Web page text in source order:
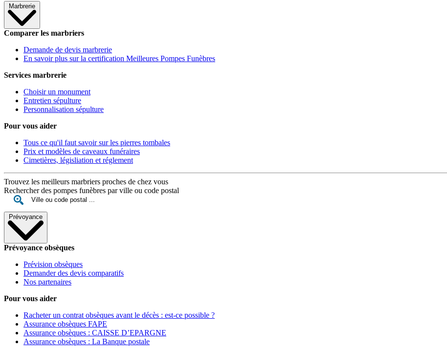
Marbrerie
Comparer les marbriers
Demande de devis marbrerie
En savoir plus sur la certification Meilleures Pompes Funèbres
Services marbrerie
Choisir un monument
Entretien sépulture
Personnalisation sépulture
Pour vous aider
Tous ce qu'il faut savoir sur les pierres tombales
Prix et modèles de caveaux funéraires
Cimetières, législiation et réglement
Trouvez les meilleurs marbriers proches de chez vous
Rechercher des pompes funèbres par ville ou code postal
Prévoyance
Prévoyance obsèques
Prévision obsèques
Demander des devis comparatifs
Nos partenaires
Pour vous aider
Racheter un contrat obsèques avant le décès : est-ce possible ?
Assurance obsèques FAPE
Assurance obsèques : CAISSE D’EPARGNE
Assurance obsèques : La Banque postale